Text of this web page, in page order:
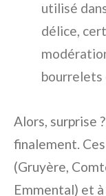
utilisé
délice,
bourrelets
Alors, surprise
finalement.
(Gruyère,
Emmental) et